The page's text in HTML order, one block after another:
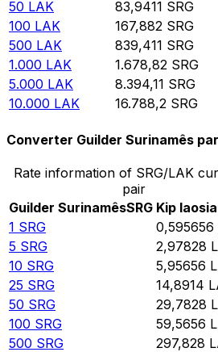
50 LAK 83,9411 SRG
100 LAK 167,882 SRG
500 LAK 839,411 SRG
1.000 LAK 1.678,82 SRG
5.000 LAK 8.394,11 SRG
10.000 LAK 16.788,2 SRG
Converter Guilder Surinamês
Rate information of SRG/LAK
pair
Guilder SurinamêsSRG Kip
1 SRG 0,595656
5 SRG 2,97828
10 SRG 5,95656
25 SRG 14,8914
50 SRG 29,7828
100 SRG 59,5656
500 SRG 297,828